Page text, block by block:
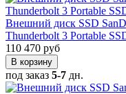
Внешний диск SSD
Thunderbolt 3 Portable
110 470 руб
В корзину
под заказ 5-7 дн.